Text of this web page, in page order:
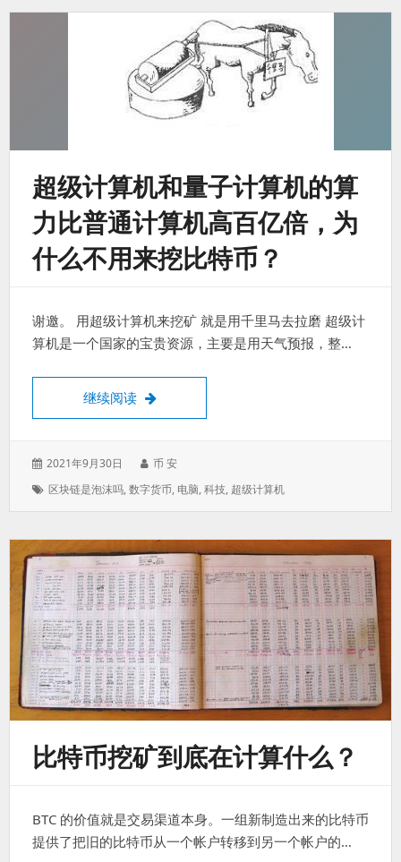
超级计算机和量子计算机的算
力比普通计算机高百亿倍，为
什么不用来挖比特币？
谢邀。 用超级计算机来挖矿 就是用千里马去拉磨 超级计
算机是一个国家的宝贵资源，主要是用天气预报，整…
继续阅读 超级计算机和量子计算机的算力比普通计
发
于：
2021年9月30日
作
币 安
标
区块链是泡沫吗,数字货币, 电脑,科技, 超级计算机
比特币挖矿到底在计算什么？
BTC 的价值就是交易渠道本身。一组新制造出来的比特币
提供了把旧的比特币从一个帐户转移到另一个帐户的…